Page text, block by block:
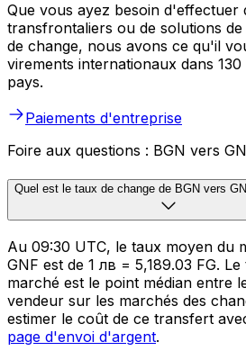
Que vous ayez besoin d'effectuer
transfrontaliers ou de solutions de
de change, nous avons ce qu'il
virements internationaux dans 130
pays.
Paiements d'entreprise
Foire aux questions : BGN vers
Quel est le taux de change de BGN vers
Au 09:30 UTC, le taux moyen du
GNF est de 1 лв = 5,189.03 FG.
marché est le point médian entre
vendeur sur les marchés des
estimer le coût de ce transfert
page d'envoi d'argent.